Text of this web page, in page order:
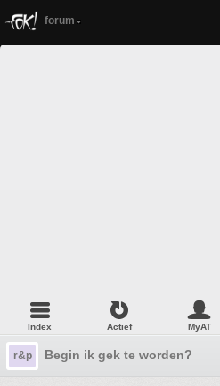
forum
Index Actief MyAT
r&p Begin ik gek te worden?